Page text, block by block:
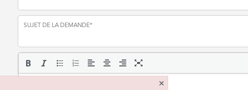
SUJET DE LA DEMANDE*
×